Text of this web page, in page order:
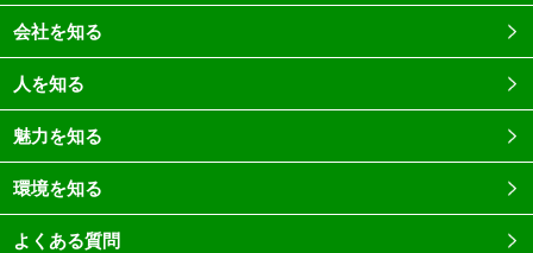
会社を知る
人を知る
魅力を知る
環境を知る
よくある質問